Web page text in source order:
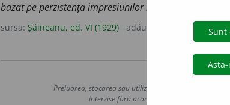
bazat pe perzistența impresiunilor luminoase.
sursa: Șăineanu, ed. VI (1929) adăugată de
Copyright ©
Preluarea, stocarea sau utilizarea datelor de pe acest
interzise fără acordul nostru prealabil